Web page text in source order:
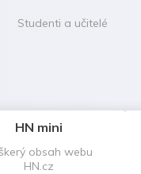
Studenti a učitelé
HN mini
obsah webu
HN.cz